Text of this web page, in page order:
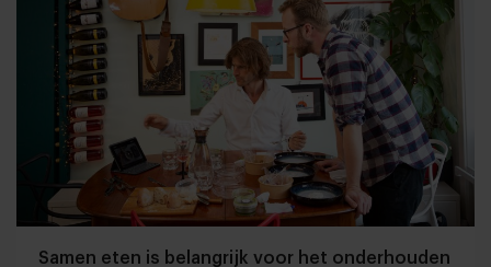
Samen eten is belangrijk voor het onderhouden